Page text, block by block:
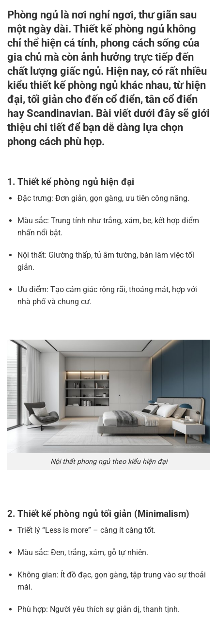
Phòng ngủ là nơi nghỉ ngơi, thư giãn sau
một ngày dài. Thiết kế phòng ngủ không
chỉ thể hiện cá tính, phong cách sống của
gia chủ mà còn ảnh hưởng trực tiếp đến
chất lượng giấc ngủ. Hiện nay, có rất nhiều
kiểu thiết kế phòng ngủ khác nhau, từ hiện
đại, tối giản cho đến cổ điển, tân cổ điển
hay Scandinavian. Bài viết dưới đây sẽ giới
thiệu chi tiết để bạn dễ dàng lựa chọn
phong cách phù hợp.
1. Thiết kế phòng ngủ hiện đại
Đặc trưng: Đơn giản, gọn gàng, ưu tiên công năng.
Màu sắc: Trung tính như trắng, xám, be, kết hợp điểm
nhấn nổi bật.
Nội thất: Giường thấp, tủ âm tường, bàn làm việc tối
giản.
Ưu điểm: Tạo cảm giác rộng rãi, thoáng mát, hợp với
nhà phố và chung cư.
Nội thất phong ngủ theo kiểu hiện đại
2. Thiết kế phòng ngủ tối giản (Minimalism)
Triết lý “Less is more” – càng ít càng tốt.
Màu sắc: Đen, trắng, xám, gỗ tự nhiên.
Không gian: Ít đồ đạc, gọn gàng, tập trung vào sự thoải
mái.
Phù hợp: Người yêu thích sự giản dị, thanh tịnh.